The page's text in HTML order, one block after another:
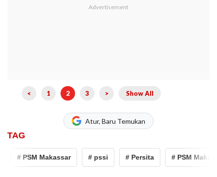
< 1 2 3 > Show All
Atur, Baru Temukan
TAG
# PSM Makassar # pssi # Persita # PSM